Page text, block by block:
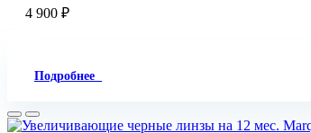
4 900 ₽
Подробнее